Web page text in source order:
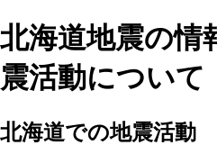
北海道地震の情
震活動について
北海道での地震活動